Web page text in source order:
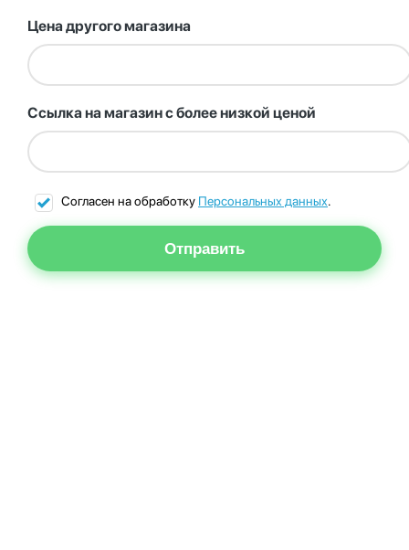
Цена другого магазина
Ссылка на магазин с более низкой ценой
Согласен на обработку Персональных данных.
Отправить